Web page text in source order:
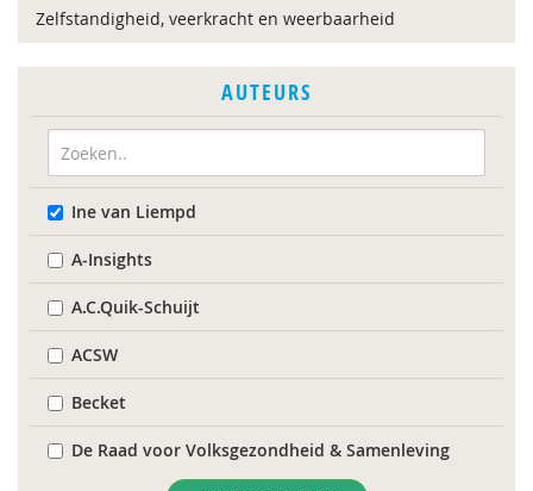
Zelfstandigheid, veerkracht en weerbaarheid
AUTEURS
Ine van Liempd
A-Insights
A.C.Quik-Schuijt
ACSW
Becket
De Raad voor Volksgezondheid & Samenleving